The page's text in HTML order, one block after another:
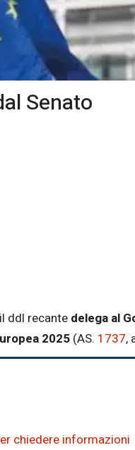
Senato
ddl recante delega al
2025 (AS. 1737,
chiedere informazioni